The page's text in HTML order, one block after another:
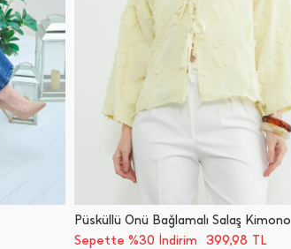
Püsküllü Önü Bağlamalı Salaş Kimono
Sepette %30 İndirim
399,98 TL